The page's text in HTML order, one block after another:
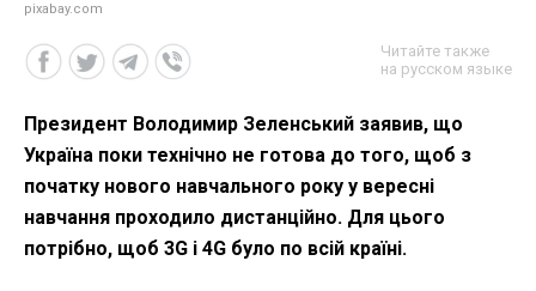
pixabay.com
Читайте также
на русском языке
Президент Володимир Зеленський заявив, що
Україна поки технічно не готова до того, щоб з
початку нового навчального року у вересні
навчання проходило дистанційно. Для цього
потрібно, щоб 3G і 4G було по всій країні.